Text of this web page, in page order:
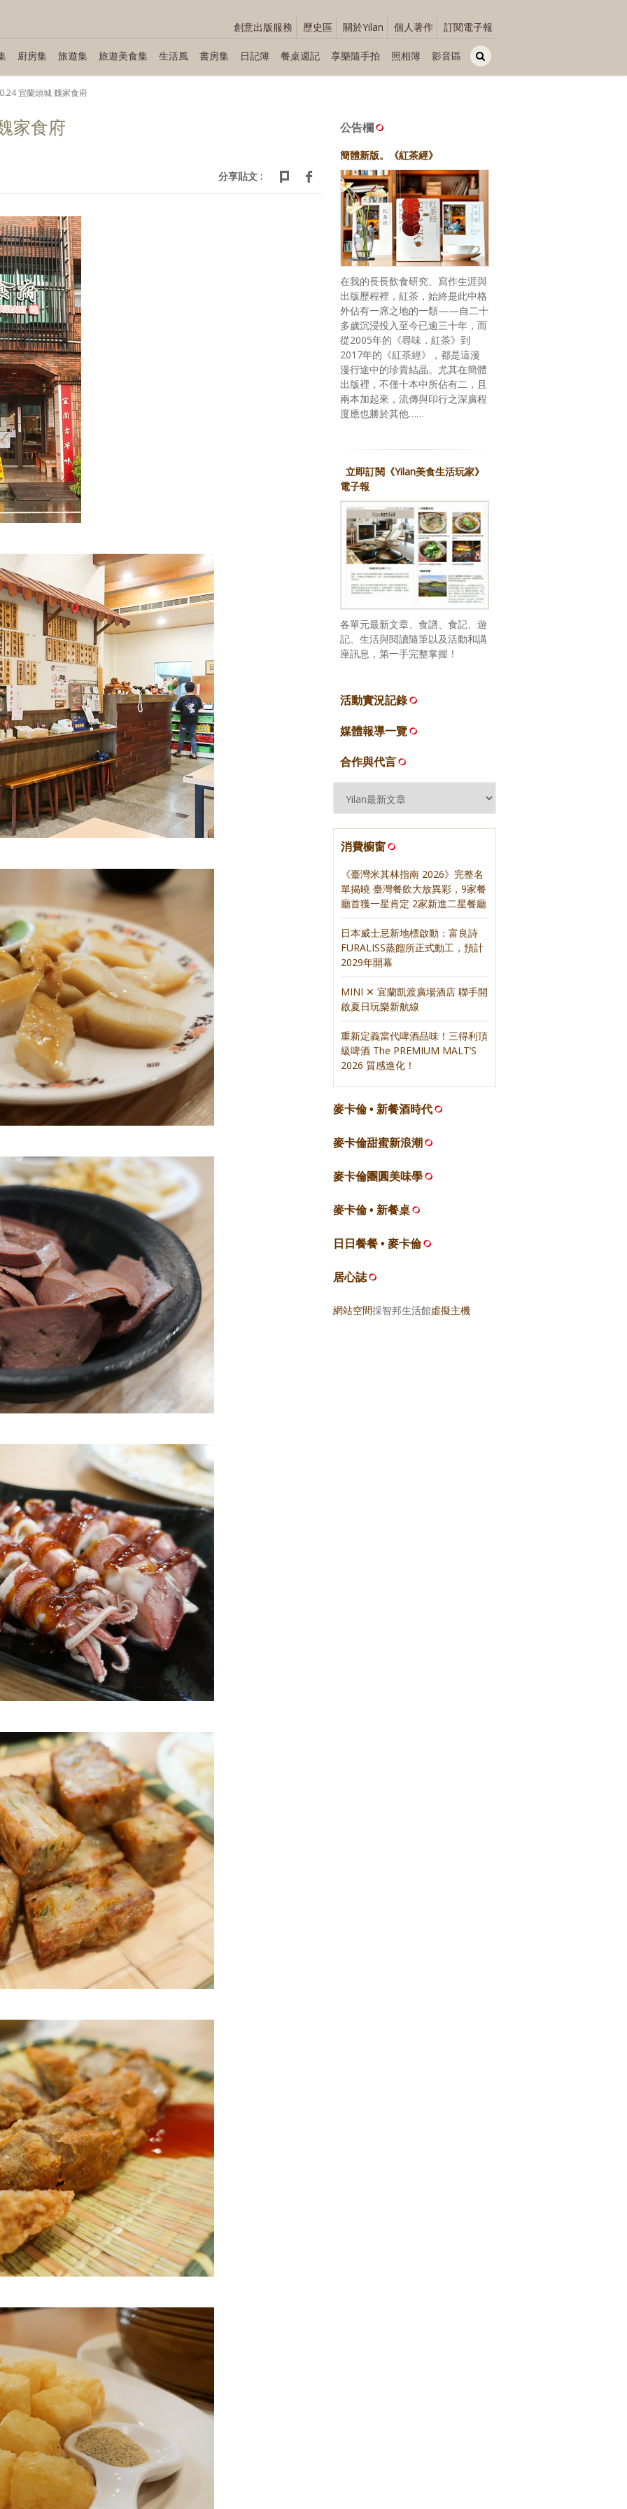
創意出版服務 歷史區 關於Yilan 個人著作 訂閱電子報
廚房集 旅遊集 旅遊美食集 生活風 書房集 日記簿 餐桌週記 享樂隨手拍 照相簿 影音區
宜蘭頭城 魏家食府
家食府
分享貼文 :
公告欄
簡體新版。《紅茶經》
在我的長長飲食研究、寫作生涯與
出版歷程裡，紅茶，始終是此中格
外佔有一席之地的一類——自二十
多歲沉浸投入至今已逾三十年，而
從2005年的《尋味．紅茶》到
2017年的《紅茶經》，都是這漫
漫行途中的珍貴結晶。尤其在簡體
出版裡，不僅十本中所佔有二，且
兩本加起來，流傳與印行之深廣程
度應也勝於其他……
立即訂閱《Yilan美食生活玩家》
電子報
各單元最新文章、食譜、食記、遊
記、生活與閱讀隨筆以及活動和講
座訊息，第一手完整掌握！
活動實況記錄
媒體報導一覽
合作與代言
消費櫥窗
《臺灣米其林指南 2026》完整名
單揭曉 臺灣餐飲大放異彩，9家餐
廳首獲一星肯定 2家新進二星餐廳
日本威士忌新地標啟動：富良詩
FURALISS蒸餾所正式動工，預計
2029年開幕
MINI ✕ 宜蘭凱渡廣場酒店 聯手開
啟夏日玩樂新航線
重新定義當代啤酒品味！三得利頂
級啤酒 The PREMIUM MALT’S
2026 質感進化！
麥卡倫 • 新餐酒時代
麥卡倫甜蜜新浪潮
麥卡倫團圓美味學
麥卡倫 • 新餐桌
日日餐餐 • 麥卡倫
居心誌
網站空間採智邦生活館虛擬主機